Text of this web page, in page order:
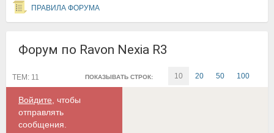
ПРАВИЛА ФОРУМА
Форум по Ravon Nexia R3
ПОКАЗЫВАТЬ СТРОК: 10 20 50 100
ТЕМ: 11
Войдите , чтобы
отправлять
сообщения.